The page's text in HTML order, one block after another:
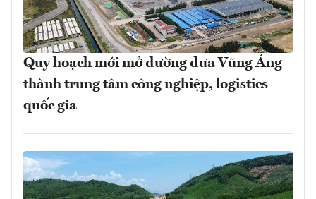
Quy hoạch mới mở đường đưa Vũng Áng
thành trung tâm công nghiệp, logistics
quốc gia